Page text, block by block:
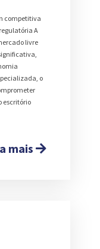
competitiva
A
livre
o
escritório
mais